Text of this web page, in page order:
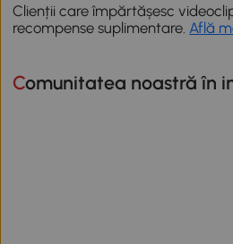
Clienții care împărtășesc
recompense suplimentare. Află
Comunitatea noastră în